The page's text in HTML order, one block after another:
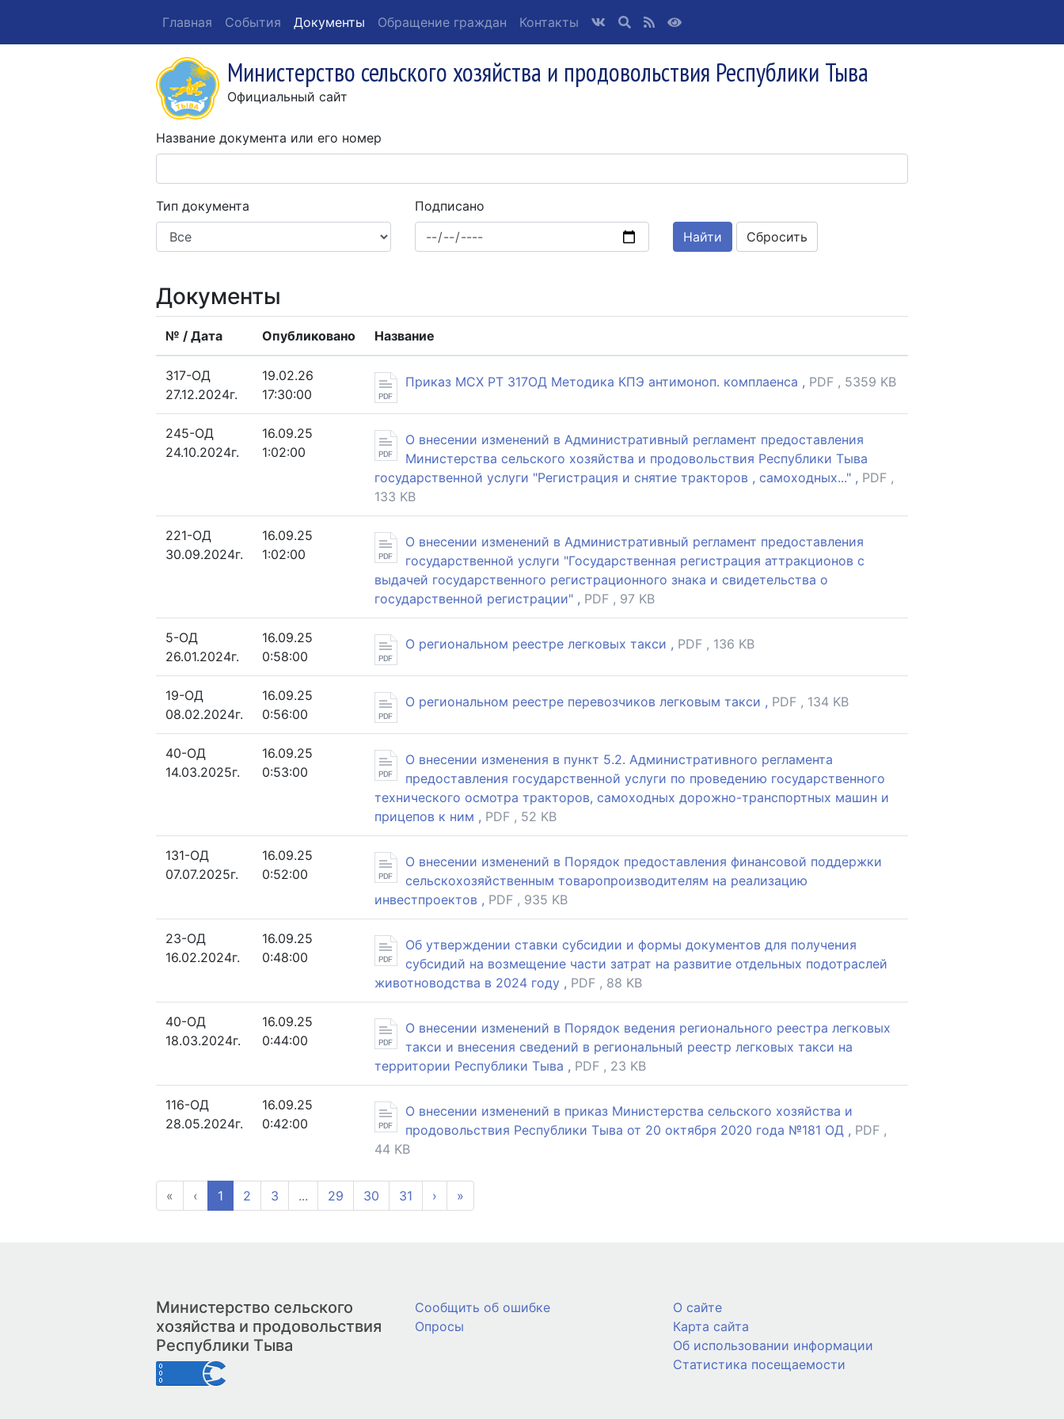
Главная События Документы Обращение граждан Контакты
Министерство сельского хозяйства и продовольствия Республики Тыва
Официальный сайт
Название документа или его номер
Тип документа
Подписано
Сбросить
Документы
№ / Дата Опубликовано Название
317-ОД
27.12.2024г.
19.02.26
17:30:00
Приказ МСХ РТ 317ОД Методика КПЭ антимоноп. комплаенса , PDF , 5359 KB
245-ОД
24.10.2024г.
16.09.25
1:02:00
О внесении изменений в Административный регламент предоставления
Министерства сельского хозяйства и продовольствия Республики Тыва
государственной услуги "Регистрация и снятие тракторов , самоходных..." , PDF ,
133 KB
221-ОД
30.09.2024г.
16.09.25
1:02:00
О внесении изменений в Административный регламент предоставления
государственной услуги "Государственная регистрация аттракционов с
выдачей государственного регистрационного знака и свидетельства о
государственной регистрации" , PDF , 97 KB
5-ОД
26.01.2024г.
16.09.25
0:58:00
О региональном реестре легковых такси , PDF , 136 KB
19-ОД
08.02.2024г.
16.09.25
0:56:00
О региональном реестре перевозчиков легковым такси , PDF , 134 KB
40-ОД
14.03.2025г.
16.09.25
0:53:00
О внесении изменения в пункт 5.2. Административного регламента
предоставления государственной услуги по проведению государственного
технического осмотра тракторов, самоходных дорожно-транспортных машин и
прицепов к ним , PDF , 52 KB
131-ОД
07.07.2025г.
16.09.25
0:52:00
О внесении изменений в Порядок предоставления финансовой поддержки
сельскохозяйственным товаропроизводителям на реализацию
инвестпроектов , PDF , 935 KB
23-ОД
16.02.2024г.
16.09.25
0:48:00
Об утверждении ставки субсидии и формы документов для получения
субсидий на возмещение части затрат на развитие отдельных подотраслей
животноводства в 2024 году , PDF , 88 KB
40-ОД
18.03.2024г.
16.09.25
0:44:00
О внесении изменений в Порядок ведения регионального реестра легковых
такси и внесения сведений в региональный реестр легковых такси на
территории Республики Тыва , PDF , 23 KB
116-ОД
28.05.2024г.
16.09.25
0:42:00
О внесении изменений в приказ Министерства сельского хозяйства и
продовольствия Республики Тыва от 20 октября 2020 года №181 ОД , PDF ,
44 KB
« ‹ 1 2 3 ... 29 30 31 › »
Министерство сельского
хозяйства и продовольствия
Республики Тыва
Сообщить об ошибке
Опросы
О сайте
Карта сайта
Об использовании информации
Статистика посещаемости